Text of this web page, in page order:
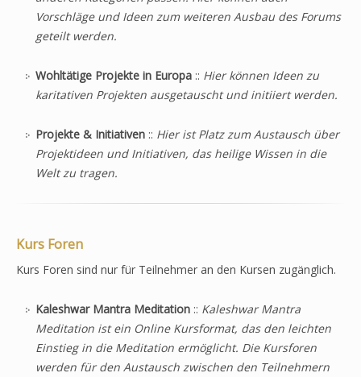
Vorschläge und Ideen zum weiteren Ausbau des Forums
geteilt werden.
Wohltätige Projekte in Europa :: Hier können Ideen zu
karitativen Projekten ausgetauscht und initiiert werden.
Projekte & Initiativen :: Hier ist Platz zum Austausch über
Projektideen und Initiativen, das heilige Wissen in die
Welt zu tragen.
Kurs Foren
Kurs Foren sind nur für Teilnehmer an den Kursen zugänglich.
Kaleshwar Mantra Meditation :: Kaleshwar Mantra
Meditation ist ein Online Kursformat, das den leichten
Einstieg in die Meditation ermöglicht. Die Kursforen
werden für den Austausch zwischen den Teilnehmern